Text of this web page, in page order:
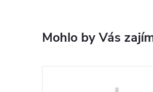
Mohlo by Vás